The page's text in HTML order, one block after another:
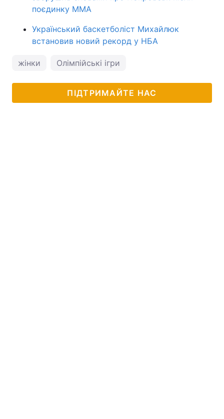
поєдинку ММА
Український баскетболіст Михайлюк
встановив новий рекорд у НБА
жінки Олімпійські ігри
ПІДТРИМАЙТЕ НАС